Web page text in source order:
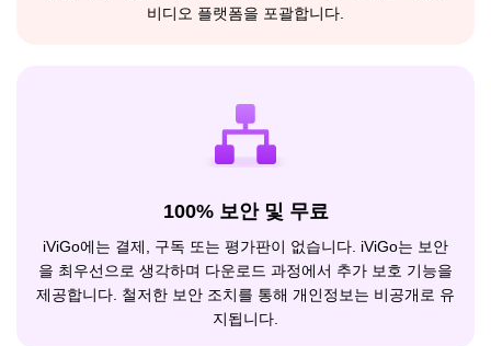
비디오 플랫폼을 포괄합니다.
100% 보안 및 무료
iViGo에는 결제, 구독 또는 평가판이 없습니다. iViGo는 보안
을 최우선으로 생각하며 다운로드 과정에서 추가 보호 기능을
제공합니다. 철저한 보안 조치를 통해 개인정보는 비공개로 유
지됩니다.